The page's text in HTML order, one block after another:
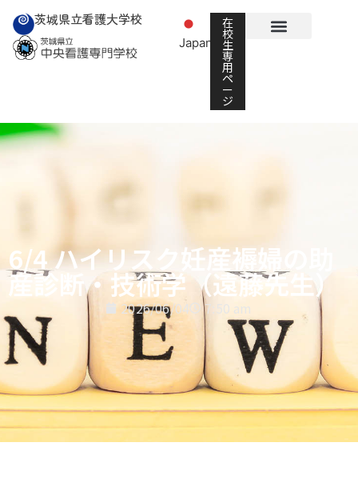
茨城県立看護大学校
Japanese
在
校
生
専
用
ペ
ー
ジ
6/4 ハイリスク妊産褥婦の助
産診断・技術学（遠藤先生）
2026/06/04 7:50 am